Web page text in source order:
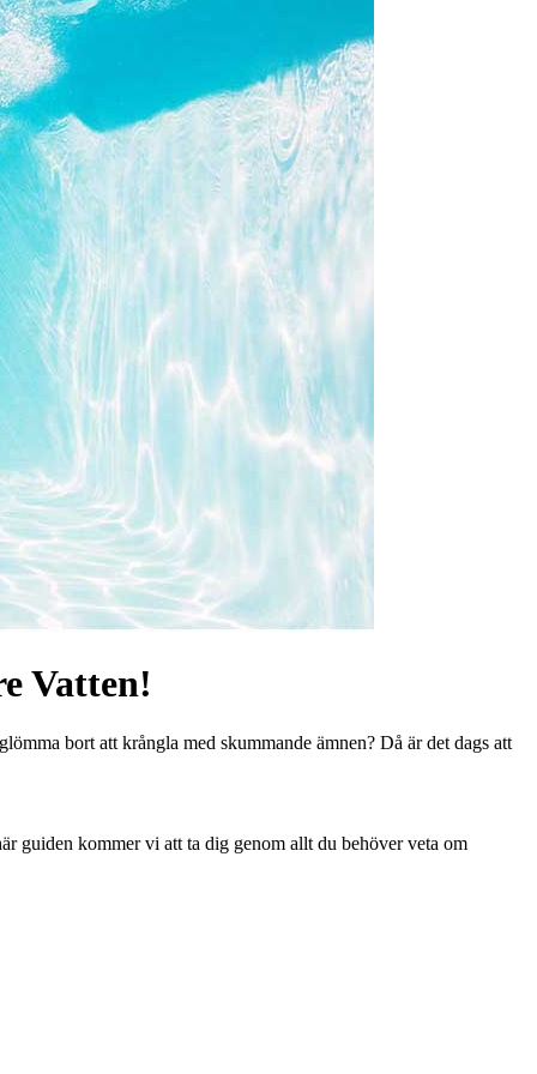
Vatten!
bort att krångla med skummande ämnen? Då är det dags att
guiden kommer vi att ta dig genom allt du behöver veta om